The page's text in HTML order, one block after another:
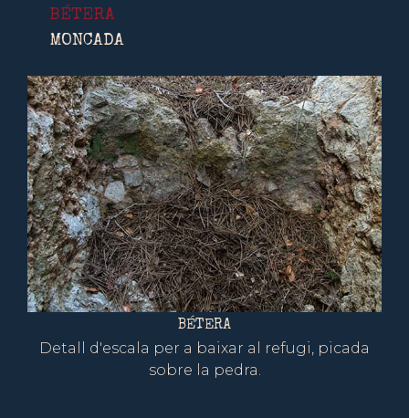
BÉTERA
MONCADA
BÉTERA
Detall d'escala per a baixar al refugi, picada
sobre la pedra.